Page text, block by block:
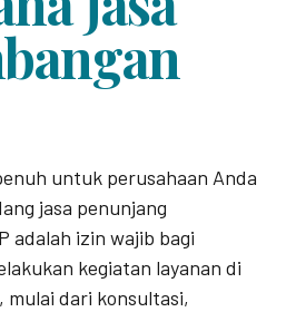
untuk perusahaan Anda
jasa penunjang
adalah izin wajib bagi
kegiatan layanan di
mulai dari konsultasi,